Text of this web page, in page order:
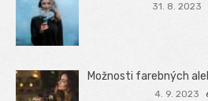
31. 8. 2023
Možnosti farebných
4. 9. 2023